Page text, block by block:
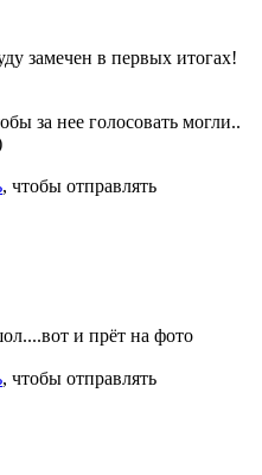
замечен в первых итогах!
за нее голосовать могли..
, чтобы отправлять
и прёт на фото
, чтобы отправлять